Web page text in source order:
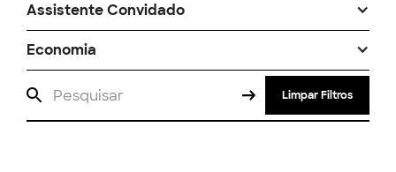
Assistente Convidado
Economia
Limpar Filtros